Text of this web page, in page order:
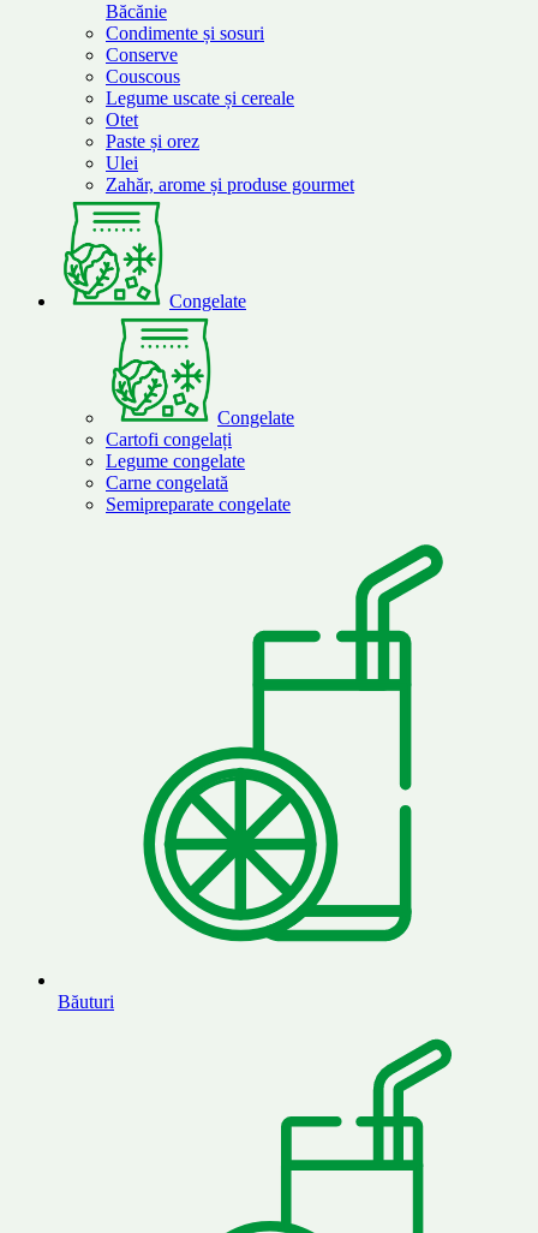
Băcănie
Condimente și sosuri
Conserve
Couscous
Legume uscate și cereale
Otet
Paste și orez
Ulei
Zahăr, arome și produse gourmet
Congelate
Congelate
Cartofi congelați
Legume congelate
Carne congelată
Semipreparate congelate
Băuturi